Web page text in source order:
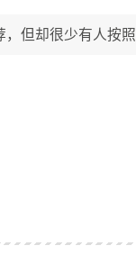
但却很少有人